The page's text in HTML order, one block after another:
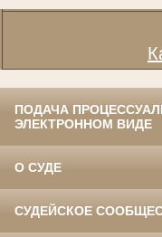
ПОДАЧА
ЭЛЕКТРОННОМ ВИДЕ
О СУДЕ
СУДЕЙСКОЕ